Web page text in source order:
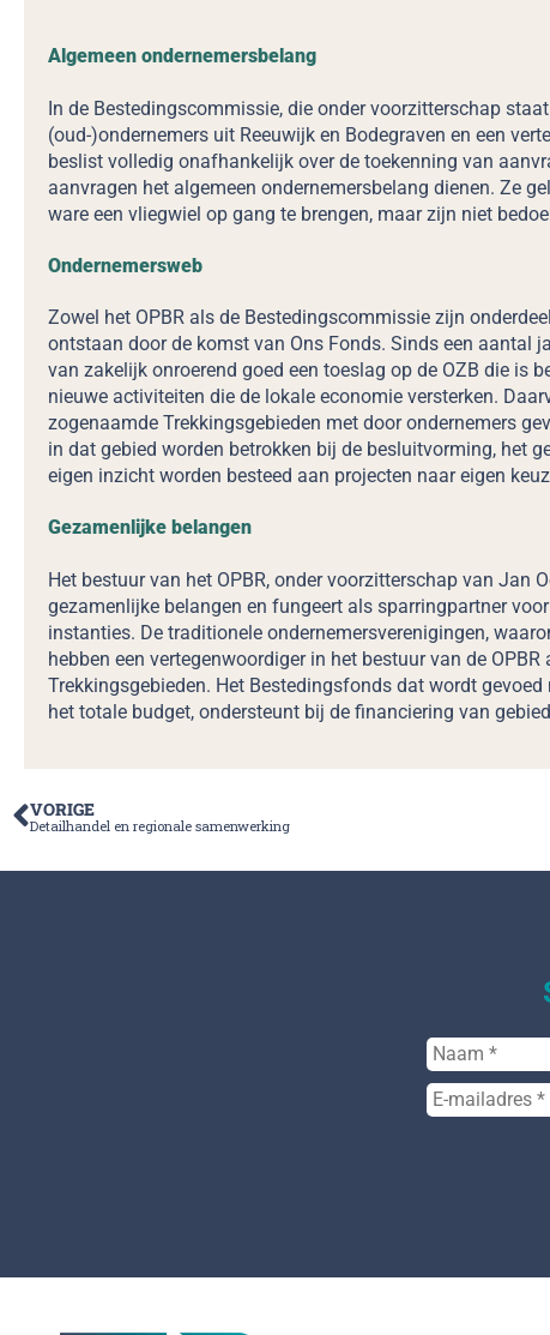
Algemeen ondernemersbelang
In de Bestedingscommissie, die onder voorzitterschap
(oud-)ondernemers uit Reeuwijk en Bodegraven en een
beslist volledig onafhankelijk over de toekenning van
aanvragen het algemeen ondernemersbelang dienen. Ze
ware een vliegwiel op gang te brengen, maar zijn niet
Ondernemersweb
Zowel het OPBR als de Bestedingscommissie zijn
ontstaan door de komst van Ons Fonds. Sinds een aantal
van zakelijk onroerend goed een toeslag op de OZB die is
nieuwe activiteiten die de lokale economie versterken.
zogenaamde Trekkingsgebieden met door ondernemers
in dat gebied worden betrokken bij de besluitvorming, het
eigen inzicht worden besteed aan projecten naar eigen
Gezamenlijke belangen
Het bestuur van het OPBR, onder voorzitterschap van Jan
gezamenlijke belangen en fungeert als sparringpartner
instanties. De traditionele ondernemersverenigingen,
hebben een vertegenwoordiger in het bestuur van de
Trekkingsgebieden. Het Bestedingsfonds dat wordt
het totale budget, ondersteunt bij de financiering van
VORIGE
Detailhandel en regionale samenwerking